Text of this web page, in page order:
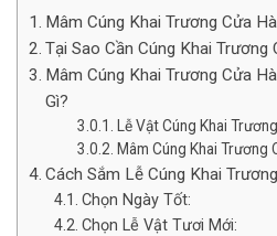
Mâm Cúng Khai Trương Cửa
Tại Sao Cần Cúng Khai Trương
Mâm Cúng Khai Trương Cửa
Gì?
Lễ Vật Cúng Khai
Mâm Cúng Khai Trương
Cách Sắm Lễ Cúng Khai
Chọn Ngày Tốt:
Chọn Lễ Vật Tươi Mới: